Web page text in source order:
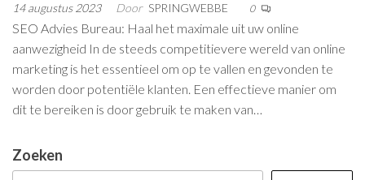
14 augustus 2023 Door SPRINGWEBBE 0
SEO Advies Bureau: Haal het maximale uit uw online
aanwezigheid In de steeds competitievere wereld van online
marketing is het essentieel om op te vallen en gevonden te
worden door potentiële klanten. Een effectieve manier om
dit te bereiken is door gebruik te maken van…
Zoeken